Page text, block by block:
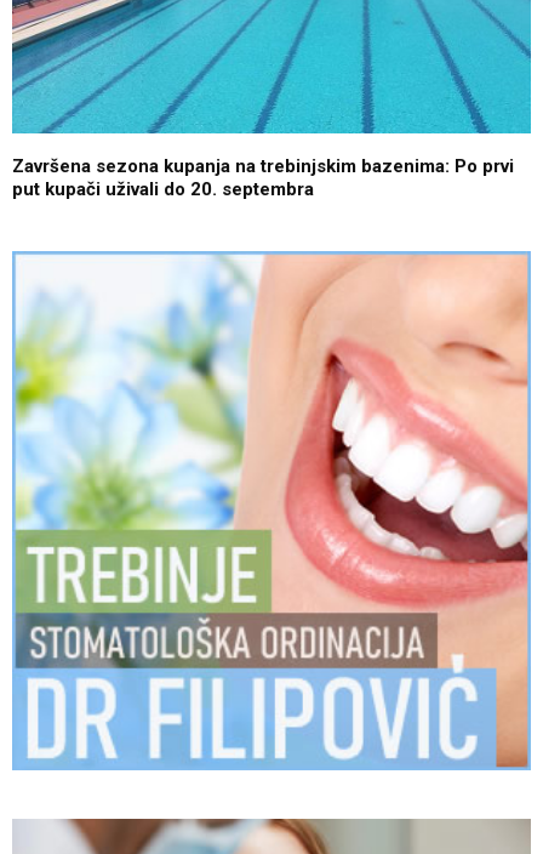
Završena sezona kupanja na trebinjskim bazenima: Po prvi
put kupači uživali do 20. septembra